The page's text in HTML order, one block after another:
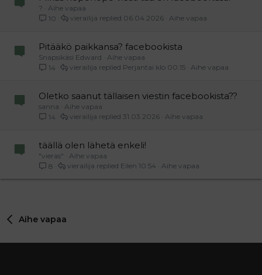
?
Aihe vapaa
10
Aihe vapaa
06.04.2026
vierailija
Pitääkö paikkansa? facebookista
Snapsikäsi Edward
Aihe vapaa
14
Aihe vapaa
Perjantai klo 00:15
vierailija
Oletko saanut tällaisen viestin facebookista??
sanna
Aihe vapaa
14
Aihe vapaa
31.03.2026
vierailija
täällä olen lähetä enkeli!
"vieras"
Aihe vapaa
8
Aihe vapaa
Eilen 10:54
vierailija
Aihe vapaa